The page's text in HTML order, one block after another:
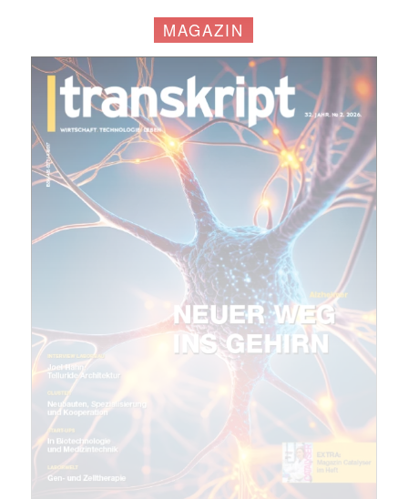
Mit dem |transkript-Newsletter
jede Woche aktuell informiert.
E-
Mail
(erforderlich)
MAGAZIN